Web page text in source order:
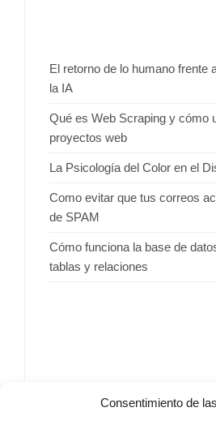
Consentimiento de
El retorno de lo humano frente
la IA
Qué es Web Scraping y cómo
proyectos web
La Psicología del Color en el
Como evitar que tus correos
de SPAM
Cómo funciona la base de
tablas y relaciones